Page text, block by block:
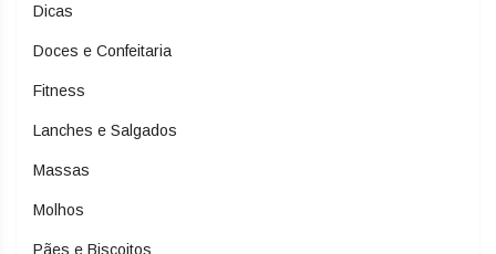
Dicas
Doces e Confeitaria
Fitness
Lanches e Salgados
Massas
Molhos
Pães e Biscoitos